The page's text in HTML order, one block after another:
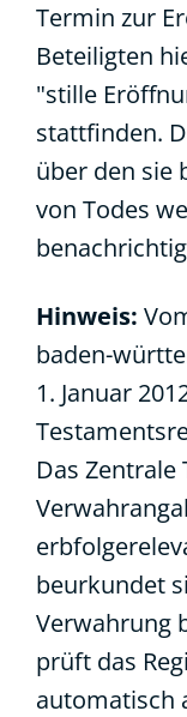
Termin zur
Beteiligten
"stille
stattfinden.
über den sie
von Todes
Hinweis:
baden-
1. Januar
Das
beurkundet
Verwahrung
prüft das
automatisch